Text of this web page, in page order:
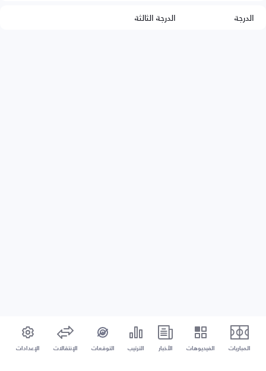
الدرجة
الدرجة الثالثة
المباريات الفيديوهات الأخبار الترتيب التوقعات الإنتقالات الإعدادات